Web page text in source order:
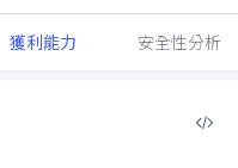
獲利能力 安全性分析